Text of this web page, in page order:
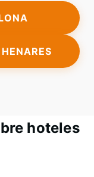
hoteles